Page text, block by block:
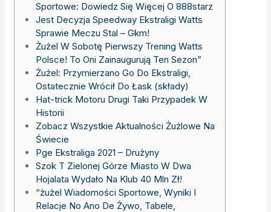
Sportowe: Dowiedz Się Więcej O 888starz
Jest Decyzja Speedway Ekstraligi Watts
Sprawie Meczu Stal – Gkm!
Żużel W Sobotę Pierwszy Trening Watts
Polsce! To Oni Zainaugurują Ten Sezon”
Żużel: Przymierzano Go Do Ekstraligi,
Ostatecznie Wrócił Do Łask (składy)
Hat-trick Motoru Drugi Taki Przypadek W
Historii
Zobacz Wszystkie Aktualności Żużlowe Na
Świecie
Pge Ekstraliga 2021 – Drużyny
Szok T Zielonej Górze Miasto W Dwa
Hojalata Wydało Na Klub 40 Mln Zł!
“żużel Wiadomości Sportowe, Wyniki I
Relacje No Ano De Żywo, Tabele,